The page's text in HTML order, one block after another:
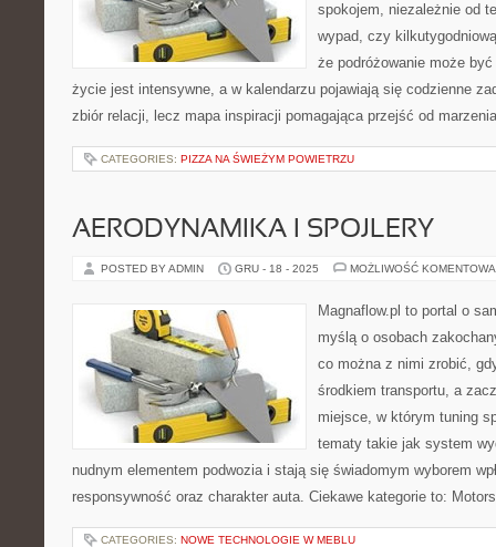
spokojem, niezależnie od
wypad, czy
że podróżowanie może
życie jest intensywne, a w kalendarzu pojawiają się codzienne
zbiór relacji, lecz mapa inspiracji pomagająca przejść od
CATEGORIES: PIZZA NA ŚWIEŻYM POWIETRZU
AERODYNAMIKA I SPOJLERY
POSTED BY ADMIN GRU - 18 - 2025 MOŻLIWOŚĆ
Magnaflow.pl to portal o
myślą o osobach
co można z nimi zrobić,
środkiem transportu, a
miejsce, w którym tuning
tematy takie jak system
nudnym elementem podwozia i stają się świadomym wyborem
responsywność oraz charakter auta. Ciekawe kategorie to:
CATEGORIES: NOWE TECHNOLOGIE W MEBLU